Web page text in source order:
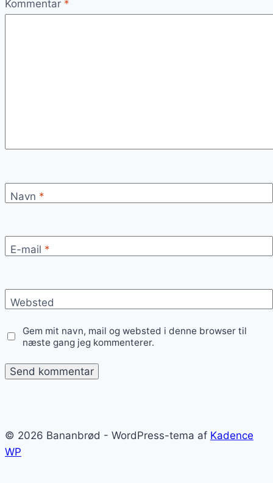
Kommentar *
Navn *
E-mail *
Websted
Gem mit navn, mail og websted i denne browser til
næste gang jeg kommenterer.
© 2026 Bananbrød - WordPress-tema af Kadence
WP